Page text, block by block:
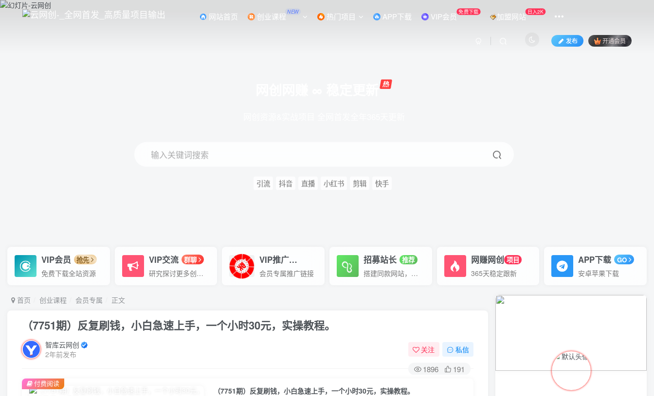
网站首页 创业课程 NEW 热门项目 APP下载 VIP会员 免费下载 加盟网站 日入2K
发布 开通会员
输入关键词搜索
引流 抖音 直播 小红书 剪辑 快手
VIP会员 抢先
免费下载全站资源
VIP交流 群聊
研究探讨更多创业项目路子。
VIP推广70%分佣
会员专属推广链接
招募站长 推荐
搭建同款网站，自己当老板
网赚网创 项目
365天稳定跟新
APP下载 GO
安卓苹果下载
首页 创业课程 会员专属 正文
（7751期）反复刷钱，小白急速上手，一个小时30元，实操教程。
智库云网创
2年前发布
关注 私信
1896 191
（7751期）反复刷钱，小白急速上手，一个小时30元，实操教程。
付费阅读